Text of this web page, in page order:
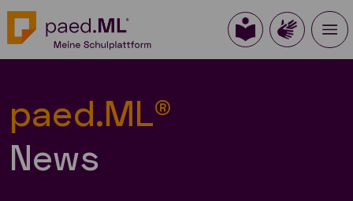
paed.ML®
News